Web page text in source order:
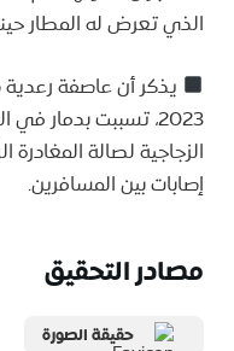
الذي تعرض له المطار
2023، تسببت بدمار
الزجاجية لصالة
إصابات بين المسافرين.
مصادر التحقيق
حقيقة الصورة